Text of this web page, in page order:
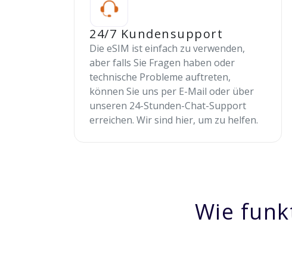
24/7 Kundensupport
Die eSIM ist einfach zu verwenden,
aber falls Sie Fragen haben oder
technische Probleme auftreten,
können Sie uns per E-Mail oder über
unseren 24-Stunden-Chat-Support
erreichen. Wir sind hier, um zu helfen.
Wie